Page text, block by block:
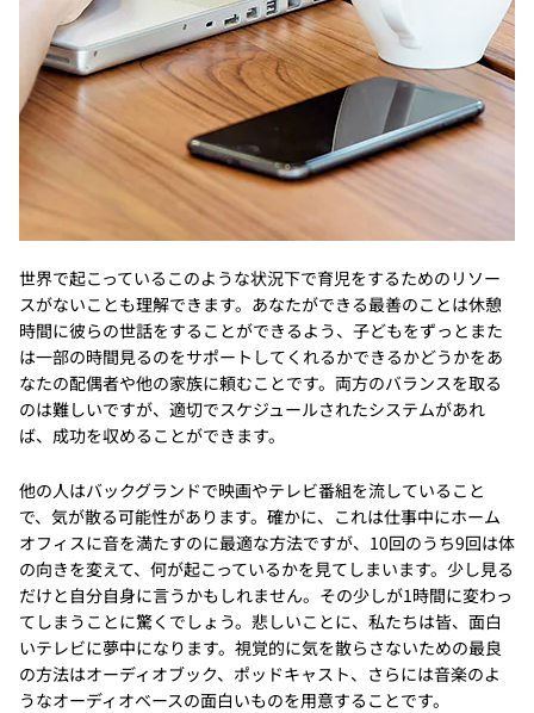
世界で起こっているこのような状況下で育児をするためのリソー
スがないことも理解できます。あなたができる最善のことは休憩
時間に彼らの世話をすることができるよう、子どもをずっとまた
は一部の時間見るのをサポートしてくれるかできるかどうかをあ
なたの配偶者や他の家族に頼むことです。両方のバランスを取る
のは難しいですが、適切でスケジュールされたシステムがあれ
ば、成功を収めることができます。
他の人はバックグランドで映画やテレビ番組を流していること
で、気が散る可能性があります。確かに、これは仕事中にホーム
オフィスに音を満たすのに最適な方法ですが、10回のうち9回は体
の向きを変えて、何が起こっているかを見てしまいます。少し見る
だけと自分自身に言うかもしれません。その少しが1時間に変わっ
てしまうことに驚くでしょう。悲しいことに、私たちは皆、面白
いテレビに夢中になります。視覚的に気を散らさないための最良
の方法はオーディオブック、ポッドキャスト、さらには音楽のよ
うなオーディオベースの面白いものを用意することです。